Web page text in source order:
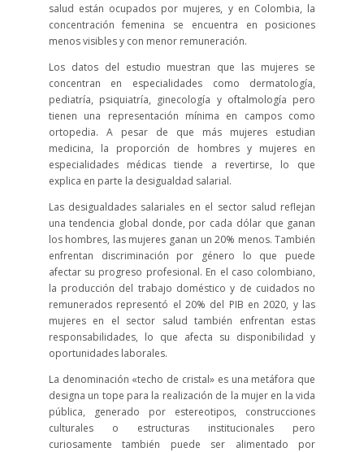
salud están ocupados por mujeres, y en Colombia, la
concentración femenina se encuentra en posiciones
menos visibles y con menor remuneración.
Los datos del estudio muestran que las mujeres se
concentran en especialidades como dermatología,
pediatría, psiquiatría, ginecología y oftalmología pero
tienen una representación mínima en campos como
ortopedia. A pesar de que más mujeres estudian
medicina, la proporción de hombres y mujeres en
especialidades médicas tiende a revertirse, lo que
explica en parte la desigualdad salarial.
Las desigualdades salariales en el sector salud reflejan
una tendencia global donde, por cada dólar que ganan
los hombres, las mujeres ganan un 20% menos. También
enfrentan discriminación por género lo que puede
afectar su progreso profesional. En el caso colombiano,
la producción del trabajo doméstico y de cuidados no
remunerados representó el 20% del PIB en 2020, y las
mujeres en el sector salud también enfrentan estas
responsabilidades, lo que afecta su disponibilidad y
oportunidades laborales.
La denominación «techo de cristal» es una metáfora que
designa un tope para la realización de la mujer en la vida
pública, generado por estereotipos, construcciones
culturales o estructuras institucionales pero
curiosamente también puede ser alimentado por